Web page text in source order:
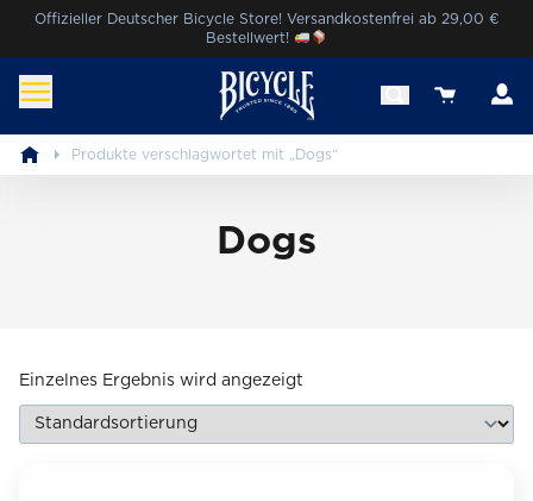
SkipOffizieller Deutscher Bicycle Store! Versandkostenfrei ab 29,00 €
Bestellwert!
Bicycle® Cards Deutschland
Erlebe die Magie von Bicycle®.
View your
Produkte verschlagwortet mit „Dogs“
Dogs
Einzelnes Ergebnis wird angezeigt